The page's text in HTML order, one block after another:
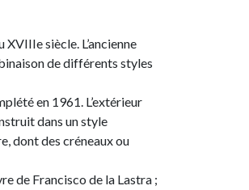
siècle. L’ancienne
de différents styles
en 1961. L’extérieur
dans un style
dont des créneaux ou
de Francisco de la Lastra ;